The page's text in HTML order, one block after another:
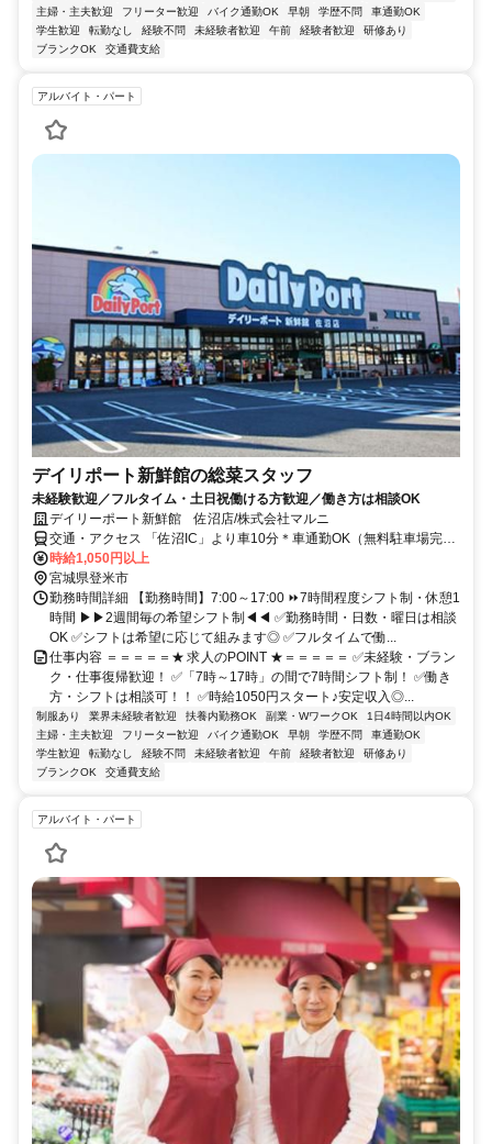
主婦・主夫歓迎
フリーター歓迎 バイク通勤OK 早朝 学歴不問
車通勤OK
学生歓迎
転勤なし 経験不問 未経験者歓迎 午前 経験者歓迎
研修あり
ブランクOK
交通費支給
アルバイト・パート
デイリポート新鮮館の総菜スタッフ
未経験歓迎／フルタイム・土日祝働ける方歓迎／働き方は相談OK
デイリーポート新鮮館 佐沼店/株式会社マルニ
交通・アクセス 「佐沼IC」より車10分＊車通勤OK（無料駐車場完
備）
時給1,050円以上
宮城県登米市
勤務時間詳細 【勤務時間】7:00～17:00 ⏩7時間程度シフト制・休憩1
時間 ▶▶2週間毎の希望シフト制◀◀ ✅勤務時間・日数・曜日は相談
OK ✅シフトは希望に応じて組みます◎ ✅フルタイムで働...
仕事内容 ＝＝＝＝＝★ 求人のPOINT ★＝＝＝＝＝ ✅未経験・ブラン
ク・仕事復帰歓迎！ ✅「7時～17時」の間で7時間シフト制！ ✅働き
方・シフトは相談可！！ ✅時給1050円スタート♪安定収入◎...
制服あり 業界未経験者歓迎 扶養内勤務OK 副業・WワークOK
1日4時間以内OK
主婦・主夫歓迎
フリーター歓迎 バイク通勤OK 早朝 学歴不問
車通勤OK
学生歓迎
転勤なし 経験不問 未経験者歓迎 午前 経験者歓迎
研修あり
ブランクOK
交通費支給
アルバイト・パート